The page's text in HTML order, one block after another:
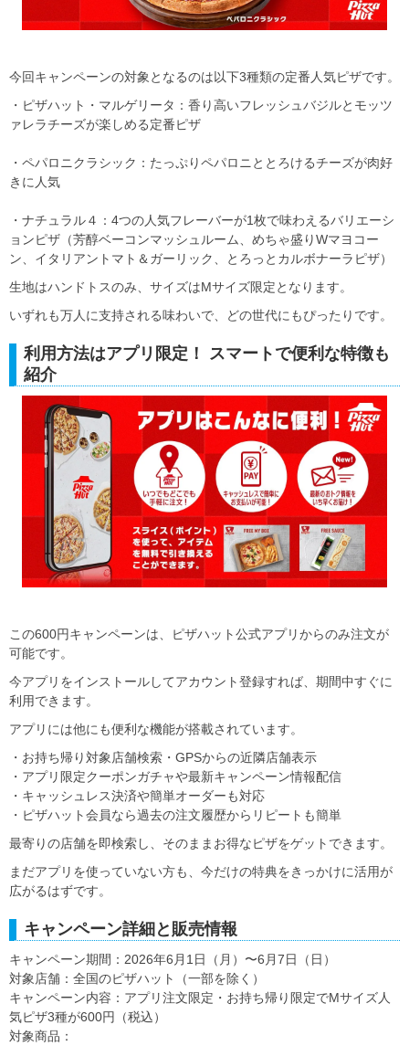
今回キャンペーンの対象となるのは以下3種類の定番人気ピザです。
・ピザハット・マルゲリータ：香り高いフレッシュバジルとモッツ
ァレラチーズが楽しめる定番ピザ
・ペパロニクラシック：たっぷりペパロニととろけるチーズが肉好
きに人気
・ナチュラル４：4つの人気フレーバーが1枚で味わえるバリエーシ
ョンピザ（芳醇ベーコンマッシュルーム、めちゃ盛りWマヨコー
ン、イタリアントマト＆ガーリック、とろっとカルボナーラピザ）
生地はハンドトスのみ、サイズはMサイズ限定となります。
いずれも万人に支持される味わいで、どの世代にもぴったりです。
利用方法はアプリ限定！ スマートで便利な特徴も
紹介
この600円キャンペーンは、ピザハット公式アプリからのみ注文が
可能です。
今アプリをインストールしてアカウント登録すれば、期間中すぐに
利用できます。
アプリには他にも便利な機能が搭載されています。
・お持ち帰り対象店舗検索・GPSからの近隣店舗表示
・アプリ限定クーポンガチャや最新キャンペーン情報配信
・キャッシュレス決済や簡単オーダーも対応
・ピザハット会員なら過去の注文履歴からリピートも簡単
最寄りの店舗を即検索し、そのままお得なピザをゲットできます。
まだアプリを使っていない方も、今だけの特典をきっかけに活用が
広がるはずです。
キャンペーン詳細と販売情報
キャンペーン期間：2026年6月1日（月）〜6月7日（日）
対象店舗：全国のピザハット（一部を除く）
キャンペーン内容：アプリ注文限定・お持ち帰り限定でMサイズ人
気ピザ3種が600円（税込）
対象商品：